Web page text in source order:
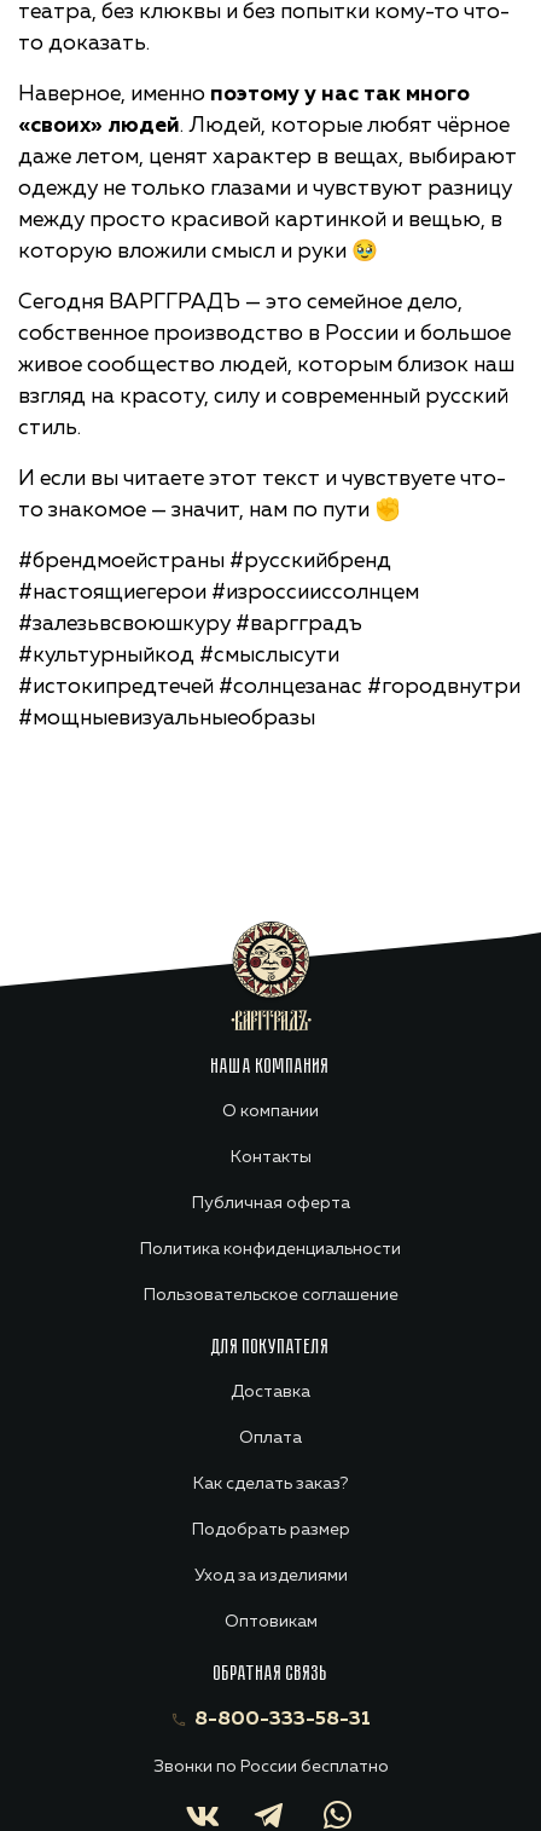
театра, без клюквы и без попытки кому-то что-
то доказать.
Наверное, именно поэтому у нас так много
«своих» людей. Людей, которые любят чёрное
даже летом, ценят характер в вещах, выбирают
одежду не только глазами и чувствуют разницу
между просто красивой картинкой и вещью, в
которую вложили смысл и руки 🥹
Сегодня ВАРГГРАДЪ — это семейное дело,
собственное производство в России и большое
живое сообщество людей, которым близок наш
взгляд на красоту, силу и современный русский
стиль.
И если вы читаете этот текст и чувствуете что-
то знакомое — значит, нам по пути ✊
#брендмоейстраны #русскийбренд
#настоящиегерои #изроссииссолнцем
#залезьвсвоюшкуру #варгградъ
#культурныйкод #смыслысути
#истокипредтечей #солнцезанас #городвнутри
#мощныевизуальныеобразы
НАША КОМПАНИЯ
О компании
Контакты
Публичная оферта
Политика конфиденциальности
Пользовательское соглашение
ДЛЯ ПОКУПАТЕЛЯ
Доставка
Оплата
Как сделать заказ?
Подобрать размер
Уход за изделиями
Оптовикам
ОБРАТНАЯ СВЯЗЬ
8-800-333-58-31
Звонки по России бесплатно